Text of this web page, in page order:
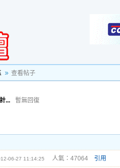
查看帖子
... 暫無回復
06-27 11:14:25 人氣：47064 引用